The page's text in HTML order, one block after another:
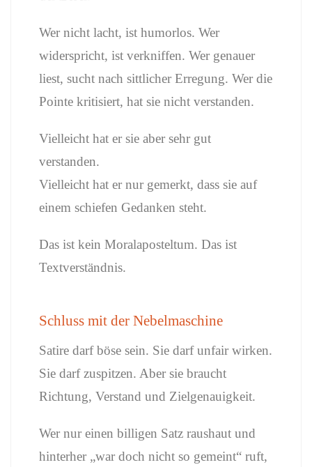
Wer nicht lacht, ist humorlos. Wer
widerspricht, ist verkniffen. Wer genauer
liest, sucht nach sittlicher Erregung. Wer die
Pointe kritisiert, hat sie nicht verstanden.
Vielleicht hat er sie aber sehr gut
verstanden.
Vielleicht hat er nur gemerkt, dass sie auf
einem schiefen Gedanken steht.
Das ist kein Moralaposteltum. Das ist
Textverständnis.
Schluss mit der Nebelmaschine
Satire darf böse sein. Sie darf unfair wirken.
Sie darf zuspitzen. Aber sie braucht
Richtung, Verstand und Zielgenauigkeit.
Wer nur einen billigen Satz raushaut und
hinterher „war doch nicht so gemeint“ ruft,